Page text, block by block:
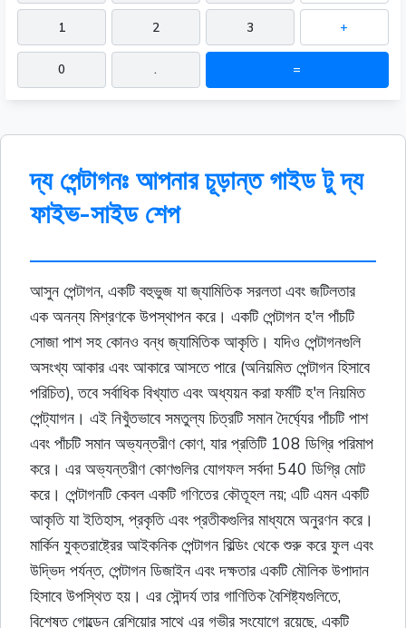
1 2 3 +
0 . =
দ্য পেন্টাগনঃ আপনার চূড়ান্ত গাইড টু দ্য
ফাইভ-সাইড শেপ
আসুন পেন্টাগন, একটি বহুভুজ যা জ্যামিতিক সরলতা এবং জটিলতার
এক অনন্য মিশ্রণকে উপস্থাপন করে। একটি পেন্টাগন হ'ল পাঁচটি
সোজা পাশ সহ কোনও বন্ধ জ্যামিতিক আকৃতি। যদিও পেন্টাগনগুলি
অসংখ্য আকার এবং আকারে আসতে পারে (অনিয়মিত পেন্টাগন হিসাবে
পরিচিত), তবে সর্বাধিক বিখ্যাত এবং অধ্যয়ন করা ফর্মটি হ'ল নিয়মিত
পেন্ট্যাগন। এই নিখুঁতভাবে সমতুল্য চিত্রটি সমান দৈর্ঘ্যের পাঁচটি পাশ
এবং পাঁচটি সমান অভ্যন্তরীণ কোণ, যার প্রতিটি 108 ডিগ্রি পরিমাপ
করে। এর অভ্যন্তরীণ কোণগুলির যোগফল সর্বদা 540 ডিগ্রি মোট
করে। পেন্টাগনটি কেবল একটি গণিতের কৌতূহল নয়; এটি এমন একটি
আকৃতি যা ইতিহাস, প্রকৃতি এবং প্রতীকগুলির মাধ্যমে অনুরণন করে।
মার্কিন যুক্তরাষ্ট্রের আইকনিক পেন্টাগন বিল্ডিং থেকে শুরু করে ফুল এবং
উদ্ভিদ পর্যন্ত, পেন্টাগন ডিজাইন এবং দক্ষতার একটি মৌলিক উপাদান
হিসাবে উপস্থিত হয়। এর সৌন্দর্য তার গাণিতিক বৈশিষ্ট্যগুলিতে,
বিশেষত গোল্ডেন রেশিয়োর সাথে এর গভীর সংযোগে রয়েছে, একটি